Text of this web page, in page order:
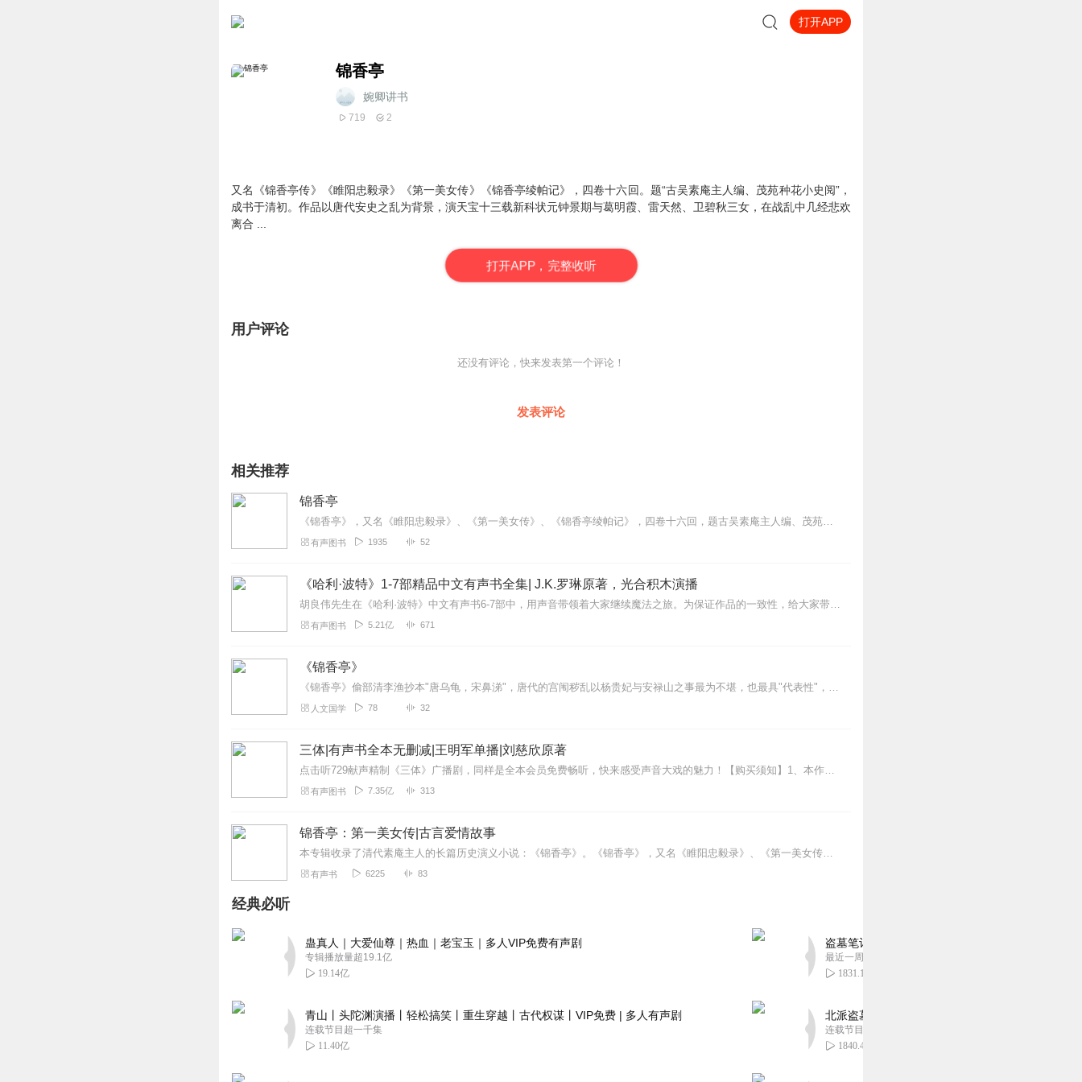
打开APP
锦香亭
婉卿讲书
719 2
又名《锦香亭传》《睢阳忠毅录》《第一美女传》《锦香亭绫帕记》，四卷十六回。题“古吴素庵主人编、茂苑种花小史阅”，
成书于清初。作品以唐代安史之乱为背景，演天宝十三载新科状元钟景期与葛明霞、雷天然、卫碧秋三女，在战乱中几经悲欢
离合 ...
打开APP，完整收听
用户评论
还没有评论，快来发表第一个评论！
发表评论
相关推荐
锦香亭
《锦香亭》，又名《睢阳忠毅录》、《第一美女传》、《锦香亭绫帕记》，四卷十六回，题古吴素庵主人编、茂苑种花小史阅。素庵主人生平无考，《锦香亭》约作于清初。本书讲述...
有声图书 1935 52
《哈利·波特》1-7部精品中文有声书全集| J.K.罗琳原著，光合积木演播
胡良伟先生在《哈利·波特》中文有声书6-7部中，用声音带领着大家继续魔法之旅。为保证作品的一致性，给大家带来完整的魔法体验，我们与版权方PottermoreP...
有声图书 5.21亿 671
《锦香亭》
《锦香亭》偷部清李渔抄本"唐乌龟，宋鼻涕"，唐代的宫闱秽乱以杨贵妃与安禄山之事最为不堪，也最具"代表性"，以其奢侈、变态的贵族习气与不良嗜好成为...
人文国学 78 32
三体|有声书全本无删减|王明军单播|刘慈欣原著
点击听729献声精制《三体》广播剧，同样是全本会员免费畅听，快来感受声音大戏的魅力！【购买须知】1、本作品部分集数为免费试听。2、版权归原作者所有，严禁翻录成任...
有声图书 7.35亿 313
锦香亭：第一美女传|古言爱情故事
本专辑收录了清代素庵主人的长篇历史演义小说：《锦香亭》。《锦香亭》，又名《睢阳忠毅录》、《第一美女传》、《锦香亭绫帕记》。本书讲述唐玄宗天宝年间，新科状元钟景期...
有声书 6225 83
经典必听
蛊真人｜大爱仙尊｜热血｜老宝玉｜多人VIP免费有声剧
专辑播放量超19.1亿
19.14亿
青山丨头陀渊演播丨轻松搞笑丨重生穿越丨古代权谋丨VIP免费 | 多人有声剧
连载节目超一千集
11.40亿
盗墓笔记 全8部丨豪华CV版丨苏尚卿&边江 领衔
最近一周更新
1831.13万
北派盗墓笔记丨头陀渊出品丨悬疑灵异丨摸金校尉
连载节目超五百集
1840.45万